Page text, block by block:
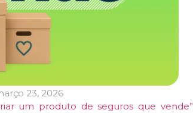
23, 2026
um produto de seguros que vende”